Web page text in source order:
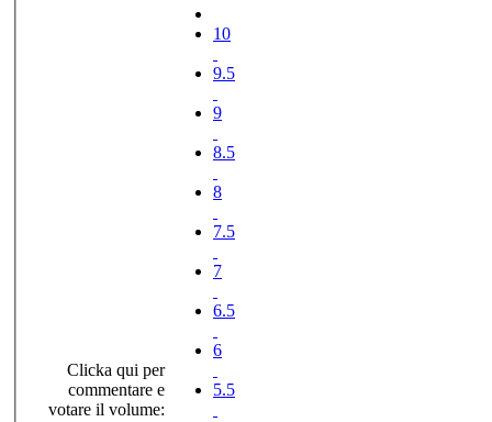
Clicka qui per
commentare e
votare il volume:
10
9.5
9
8.5
8
7.5
7
6.5
6
5.5